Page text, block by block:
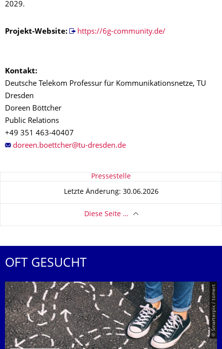
2029.
Projekt-Website: https://6g-community.de/
Kontakt:
Deutsche Telekom Professur für Kommunikationsnetze, TU
Dresden
Doreen Böttcher
Public Relations
+49 351 463-40407
Zu dieser Seite Pressestelle
Letzte Änderung: 30.06.2026
Diese Seite …
OFT GESUCHT
© Smarterpix / tomert